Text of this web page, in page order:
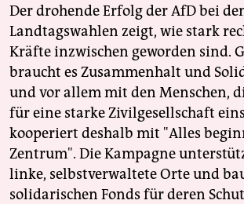
Der drohende Erfolg der AfD bei
Landtagswahlen zeigt, wie stark
Kräfte inzwischen geworden sind.
braucht es Zusammenhalt und
und vor allem mit den Menschen,
für eine starke Zivilgesellschaft
kooperiert deshalb mit "Alles
Zentrum". Die Kampagne
linke, selbstverwaltete Orte und
solidarischen Fonds für deren